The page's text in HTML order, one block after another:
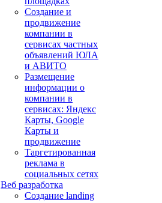
Создание и
продвижение
компании в
сервисах частных
объявлений ЮЛА
и АВИТО
Размещение
информации о
компании в
сервисах: Яндекс
Карты, Google
Карты и
продвижение
Таргетированная
реклама в
социальных сетях
Веб разработка
Создание landing